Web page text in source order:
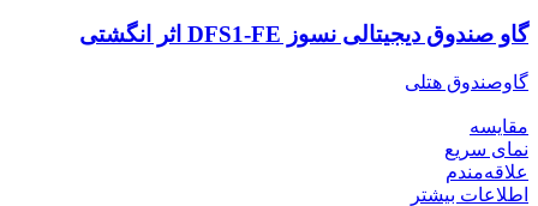
گاو صندوق دیجیتالی نسوز DFS1-FE اثر انگشتی
گاوصندوق هتلی
مقایسه
نمای سریع
علاقه‌مندم
اطلاعات بیشتر